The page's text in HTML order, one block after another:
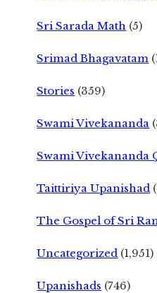
Sri Sarada Math (5)
Srimad Bhagavatam
Stories (359)
Swami Vivekananda
Swami Vivekananda
Taittiriya Upanishad
The Gospel of Sri
Uncategorized (1,951)
Upanishads (746)